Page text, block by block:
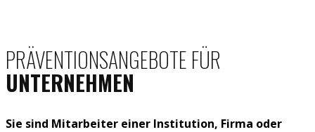
PRÄVENTIONSANGEBOTE FÜR
UNTERNEHMEN
Sie sind Mitarbeiter einer Institution, Firma oder